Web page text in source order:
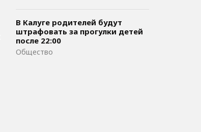
В Калуге родителей будут
штрафовать за прогулки детей
после 22:00
Общество